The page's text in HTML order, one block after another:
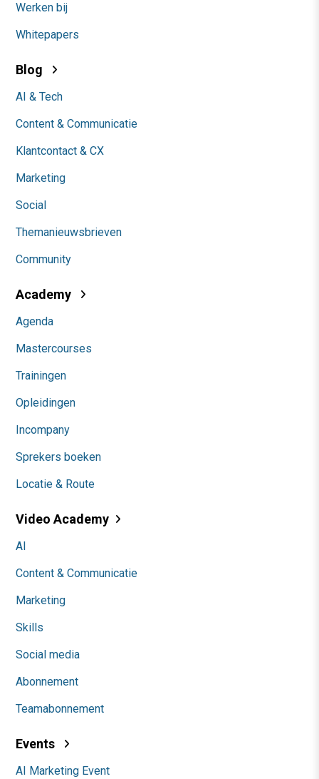
Werken bij
Whitepapers
Blog
AI & Tech
Content & Communicatie
Klantcontact & CX
Marketing
Social
Themanieuwsbrieven
Community
Academy
Agenda
Mastercourses
Trainingen
Opleidingen
Incompany
Sprekers boeken
Locatie & Route
Video Academy
AI
Content & Communicatie
Marketing
Skills
Social media
Abonnement
Teamabonnement
Events
AI Marketing Event